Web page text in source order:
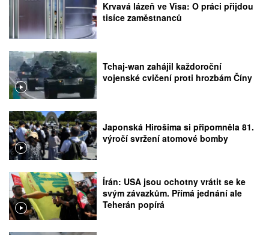
Krvavá lázeň ve Visa: O práci přijdou
tisíce zaměstnanců
Tchaj-wan zahájil každoroční
vojenské cvičení proti hrozbám Číny
Japonská Hirošima si připomněla 81.
výročí svržení atomové bomby
Írán: USA jsou ochotny vrátit se ke
svým závazkům. Přímá jednání ale
Teherán popírá